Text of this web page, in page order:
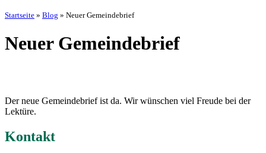
Startseite » Blog » Neuer Gemeindebrief
Neuer Gemeindebrief
Der neue Gemeindebrief ist da. Wir wünschen viel Freude bei der
Lektüre.
Kontakt